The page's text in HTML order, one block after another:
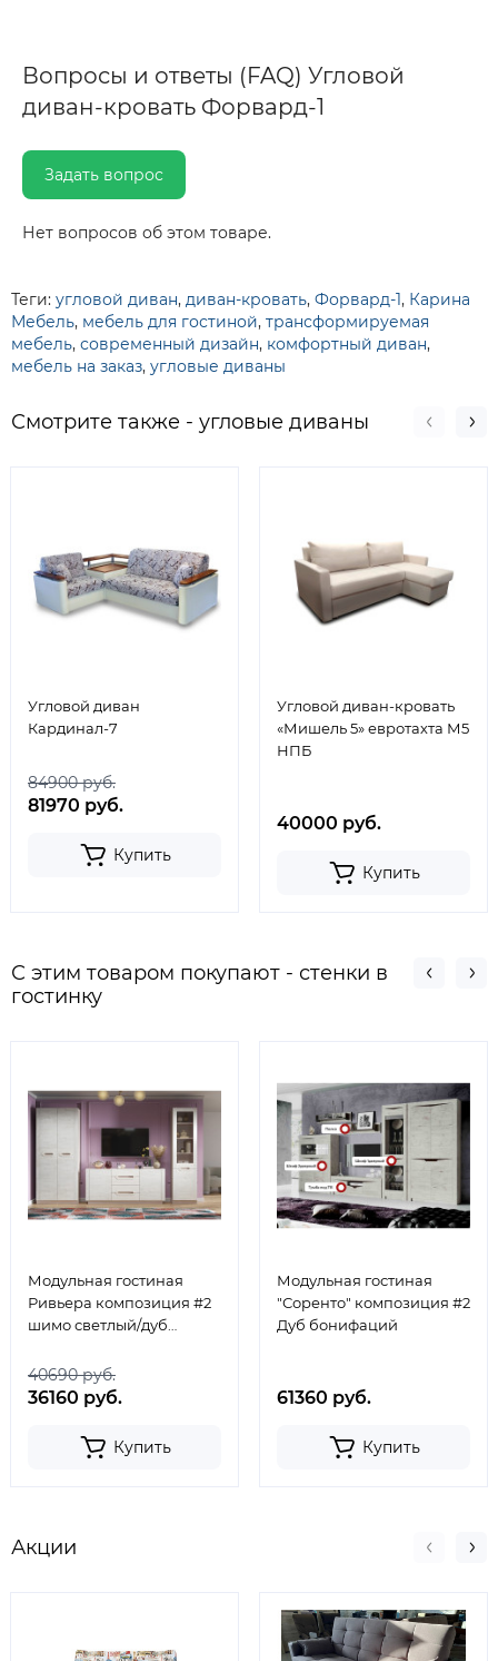
Вопросы и ответы (FAQ) Угловой
диван-кровать Форвард-1
Задать вопрос
Нет вопросов об этом товаре.
Теги: угловой диван, диван-кровать, Форвард-1, Карина
Мебель, мебель для гостиной, трансформируемая
мебель, современный дизайн, комфортный диван,
мебель на заказ, угловые диваны
Смотрите также - угловые диваны
Угловой диван
Кардинал-7
84900 руб.
81970 руб.
Купить
Угловой диван-кровать
«Мишель 5» евротахта М5
НПБ
40000 руб.
Купить
С этим товаром покупают - стенки в
гостинку
Модульная гостиная
Ривьера композиция #2
шимо светлый/дуб
40690 руб.
36160 руб.
Купить
Модульная гостиная
"Соренто" композиция #2
Дуб бонифаций
61360 руб.
Купить
Акции